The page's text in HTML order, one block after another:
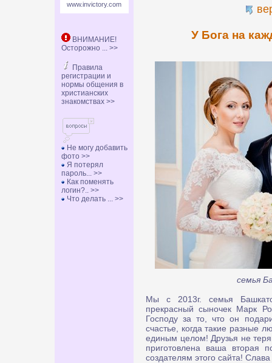
www.invictory.com
ВНИМАНИЕ!
Осторожно ... >>
Правила
регистрации и
нормы общения в
христианских
знакомствах >>
Не могу добавить
фото >>
Я потерял
пароль... >>
Как поменять
логин?.. >>
Что делать ... >>
У Бога на
семья
Мы с 2013г. семья
прекрасный сыночек Марк
Господу за то, что он
счастье, когда такие разные
единым целом! Друзья не
приготовлена ваша вторая
создателям этого сайта! Слава